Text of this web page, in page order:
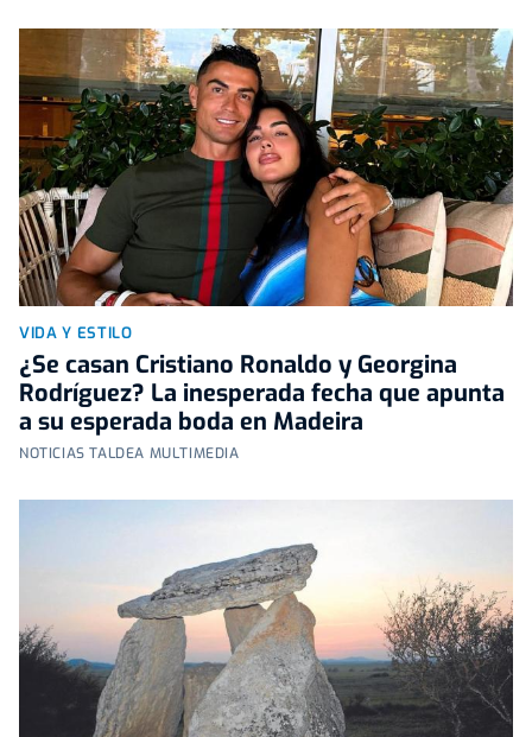
VIDA Y ESTILO
¿Se casan Cristiano Ronaldo y Georgina
Rodríguez? La inesperada fecha que apunta
a su esperada boda en Madeira
NOTICIAS TALDEA MULTIMEDIA